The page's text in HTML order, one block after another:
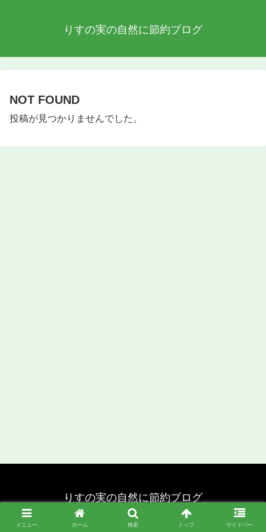
りすの実の自然に節約ブログ
NOT FOUND
投稿が見つかりませんでした。
りすの実の自然に節約ブログ
© 2020 りすの実の自然に節約ブログ.
メニュー ホーム 検索 トップ サイドバー